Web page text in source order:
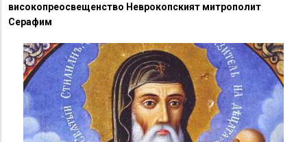
високопреосвещенство Неврокопският митрополит
Серафим